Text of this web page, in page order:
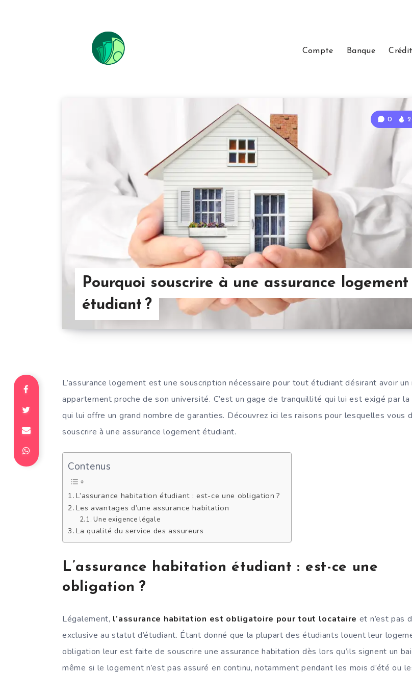
Compte Banque Crédit
Pourquoi souscrire à une assurance logement
étudiant ?
0
L’assurance logement est une souscription nécessaire pour tout étudiant désirant avoir un
appartement proche de son université. C’est un gage de tranquillité qui lui est exigé par
qui lui offre un grand nombre de garanties. Découvrez ici les raisons pour lesquelles vous
souscrire à une assurance logement étudiant.
Contenus
L’assurance habitation étudiant : est-ce une obligation ?
Les avantages d’une assurance habitation
Une exigence légale
La qualité du service des assureurs
L’assurance habitation étudiant : est-ce une
obligation ?
Légalement, l’assurance habitation est obligatoire pour tout locataire et n’est pas
exclusive au statut d’étudiant. Étant donné que la plupart des étudiants louent leur
obligation leur est faite de souscrire une assurance habitation dès lors qu’ils signent un
même si le logement n’est pas assuré en continu, notamment pendant les mois d’été ou